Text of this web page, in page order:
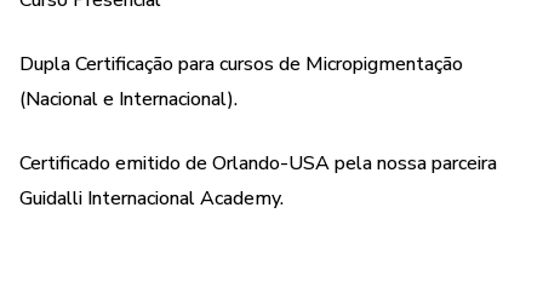
Dupla Certificação para cursos de Micropigmentação
(Nacional e Internacional).
Certificado emitido de Orlando-USA pela nossa parceira
Guidalli Internacional Academy.